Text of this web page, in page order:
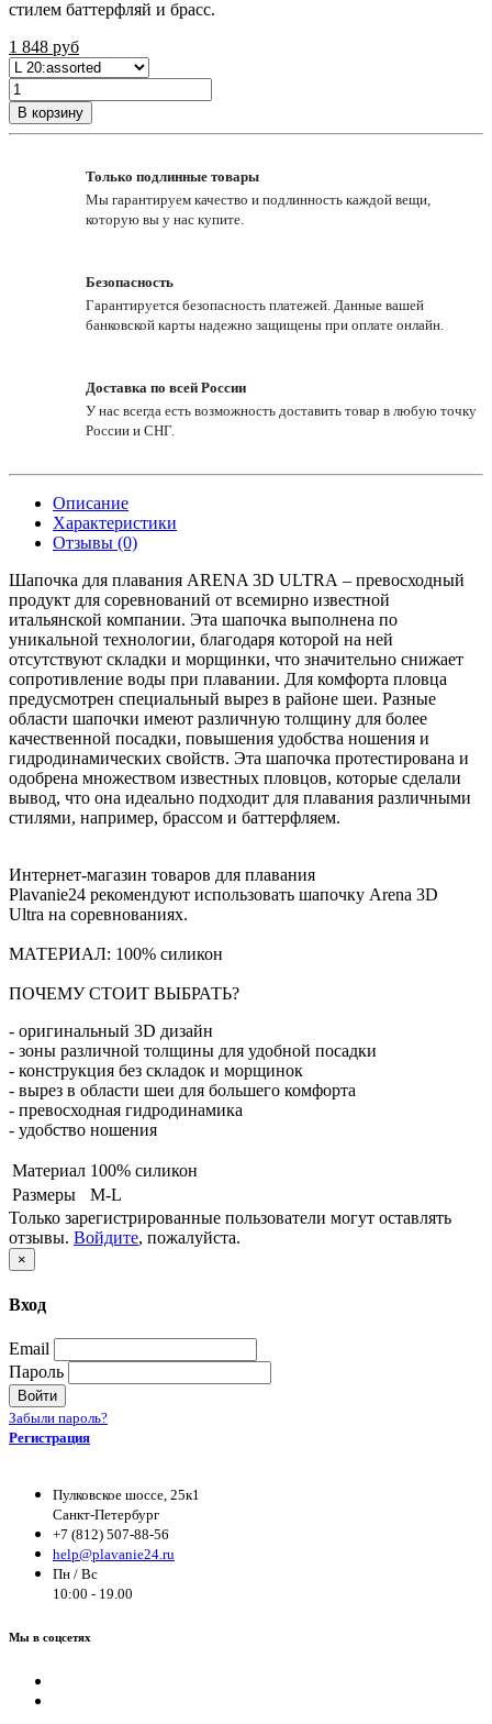
стилем баттерфляй и брасс.
1 848 руб
В корзину
Только подлинные товары
Мы гарантируем качество и подлинность каждой вещи,
которую вы у нас купите.
Безопасность
Гарантируется безопасность платежей. Данные вашей
банковской карты надежно защищены при оплате онлайн.
Доставка по всей России
У нас всегда есть возможность доставить товар в любую точку
России и СНГ.
Описание
Характеристики
Отзывы (0)
Шапочка для плавания ARENA 3D ULTRA – превосходный
продукт для соревнований от всемирно известной
итальянской компании. Эта шапочка выполнена по
уникальной технологии, благодаря которой на ней
отсутствуют складки и морщинки, что значительно снижает
сопротивление воды при плавании. Для комфорта пловца
предусмотрен специальный вырез в районе шеи. Разные
области шапочки имеют различную толщину для более
качественной посадки, повышения удобства ношения и
гидродинамических свойств. Эта шапочка протестирована и
одобрена множеством известных пловцов, которые сделали
вывод, что она идеально подходит для плавания различными
стилями, например, брассом и баттерфляем.
Интернет-магазин товаров для плавания
Plavanie24 рекомендуют использовать шапочку Arena 3D
Ultra на соревнованиях.
МАТЕРИАЛ: 100% силикон
ПОЧЕМУ СТОИТ ВЫБРАТЬ?
- оригинальный 3D дизайн
- зоны различной толщины для удобной посадки
- конструкция без складок и морщинок
- вырез в области шеи для большего комфорта
- превосходная гидродинамика
- удобство ношения
Материал 100% силикон
Размеры
M-L
Только зарегистрированные пользователи могут оставлять
отзывы. Войдите, пожалуйста.
×
Вход
Email
Пароль
Войти
Забыли пароль?
Регистрация
Пулковское шоссе, 25к1
Санкт-Петербург
+7 (812) 507-88-56
help@plavanie24.ru
Пн / Вс
10:00 - 19.00
Мы в соцсетях